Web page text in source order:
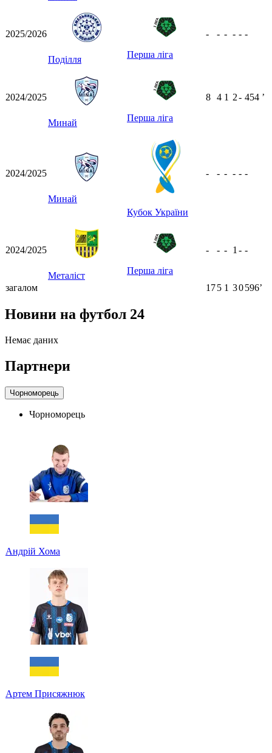
2025/2026
Поділля Перша ліга
- - - - - -
2024/2025
Минай Перша ліга
8 4 1 2- 454 ʼ
2024/2025
Минай
Кубок України
- - - - - -
2024/2025
Металіст Перша ліга
- - - 1 - -
загалом 175 1 30596ʼ
Новини на футбол 24
Немає даних
Партнери
Чорноморець
Чорноморець
Андрій Хома
Артем Присяжнюк